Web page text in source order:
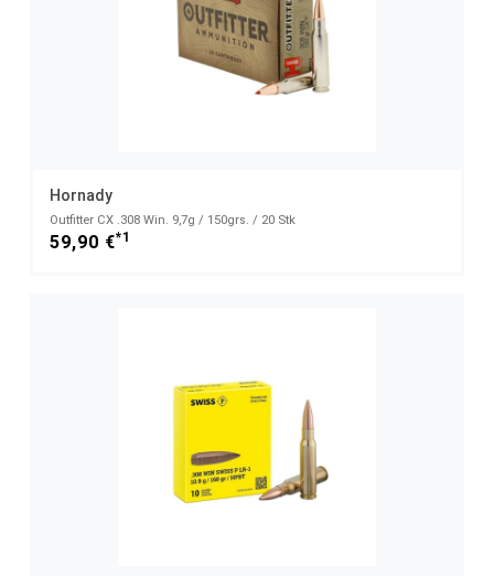
Hornady
Outfitter CX .308 Win. 9,7g / 150grs. / 20 Stk
59,90 €*1